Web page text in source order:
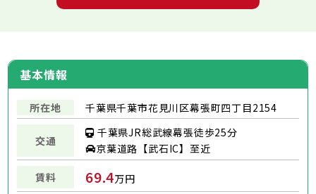
基本情報
所在地 千葉県千葉市花見川区幕張町四丁目2154
交通
千葉県JR総武線幕張徒歩25分
京葉道路【武石IC】至近
賃料 69.4万円